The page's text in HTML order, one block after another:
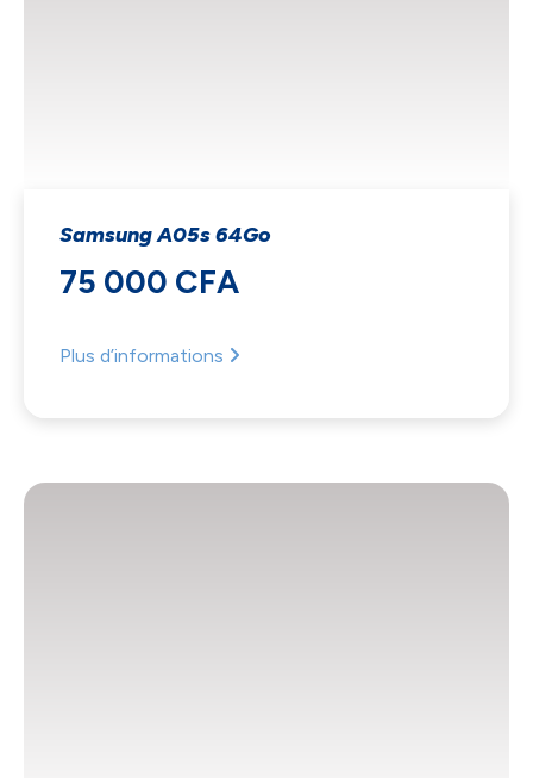
Samsung A05s 64Go
75 000 CFA
Plus d’informations